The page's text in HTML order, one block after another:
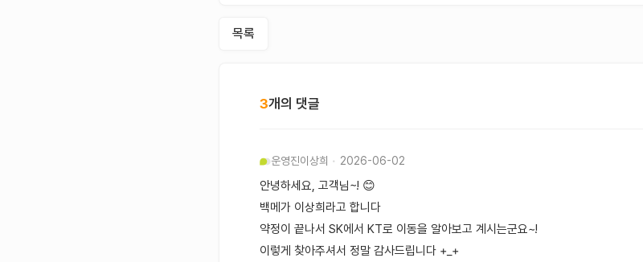
목록
3개의 댓글
운영진이상희 2026-06-02
안녕하세요, 고객님~! 😊
백메가 이상희라고 합니다
약정이 끝나서 SK에서 KT로 이동을 알아보고 계시는군요~!
이렇게 찾아주셔서 정말 감사드립니다 +_+